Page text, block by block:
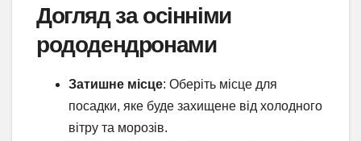
Догляд за осінніми
рододендронами
Затишне місце: Оберіть місце для
посадки, яке буде захищене від холодного
вітру та морозів.